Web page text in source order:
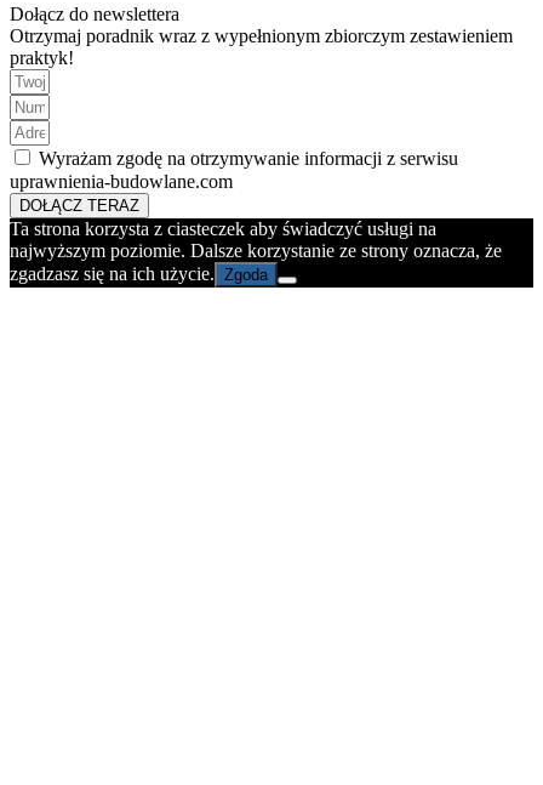
Dołącz do newslettera
Otrzymaj poradnik wraz z wypełnionym zbiorczym zestawieniem
praktyk!
Wyrażam zgodę na otrzymywanie informacji z serwisu
uprawnienia-budowlane.com
DOŁĄCZ TERAZ
Ta strona korzysta z ciasteczek aby świadczyć usługi na
najwyższym poziomie. Dalsze korzystanie ze strony oznacza, że
zgadzasz się na ich użycie. Zgoda